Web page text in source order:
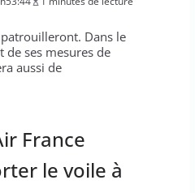
patrouilleront. Dans le
de ses mesures de
aussi de
France
le voile à